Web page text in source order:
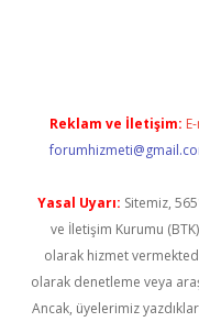
Reklam ve İletişim:
Yasal Uyarı: Sitemiz,
ve İletişim Kurumu
olarak hizmet
olarak denetleme veya
Ancak, üyelerimiz